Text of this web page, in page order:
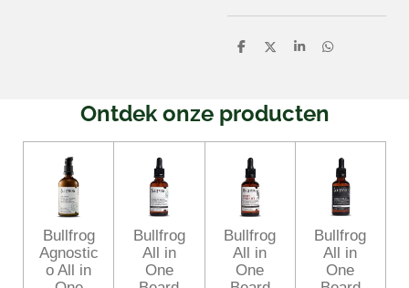
D
D
S
D
Ontdek onze producten
Bullfrog
Agnostic
o All in
Bullfrog
All in
One
Bullfrog
All in
One
Bullfrog
All in
One